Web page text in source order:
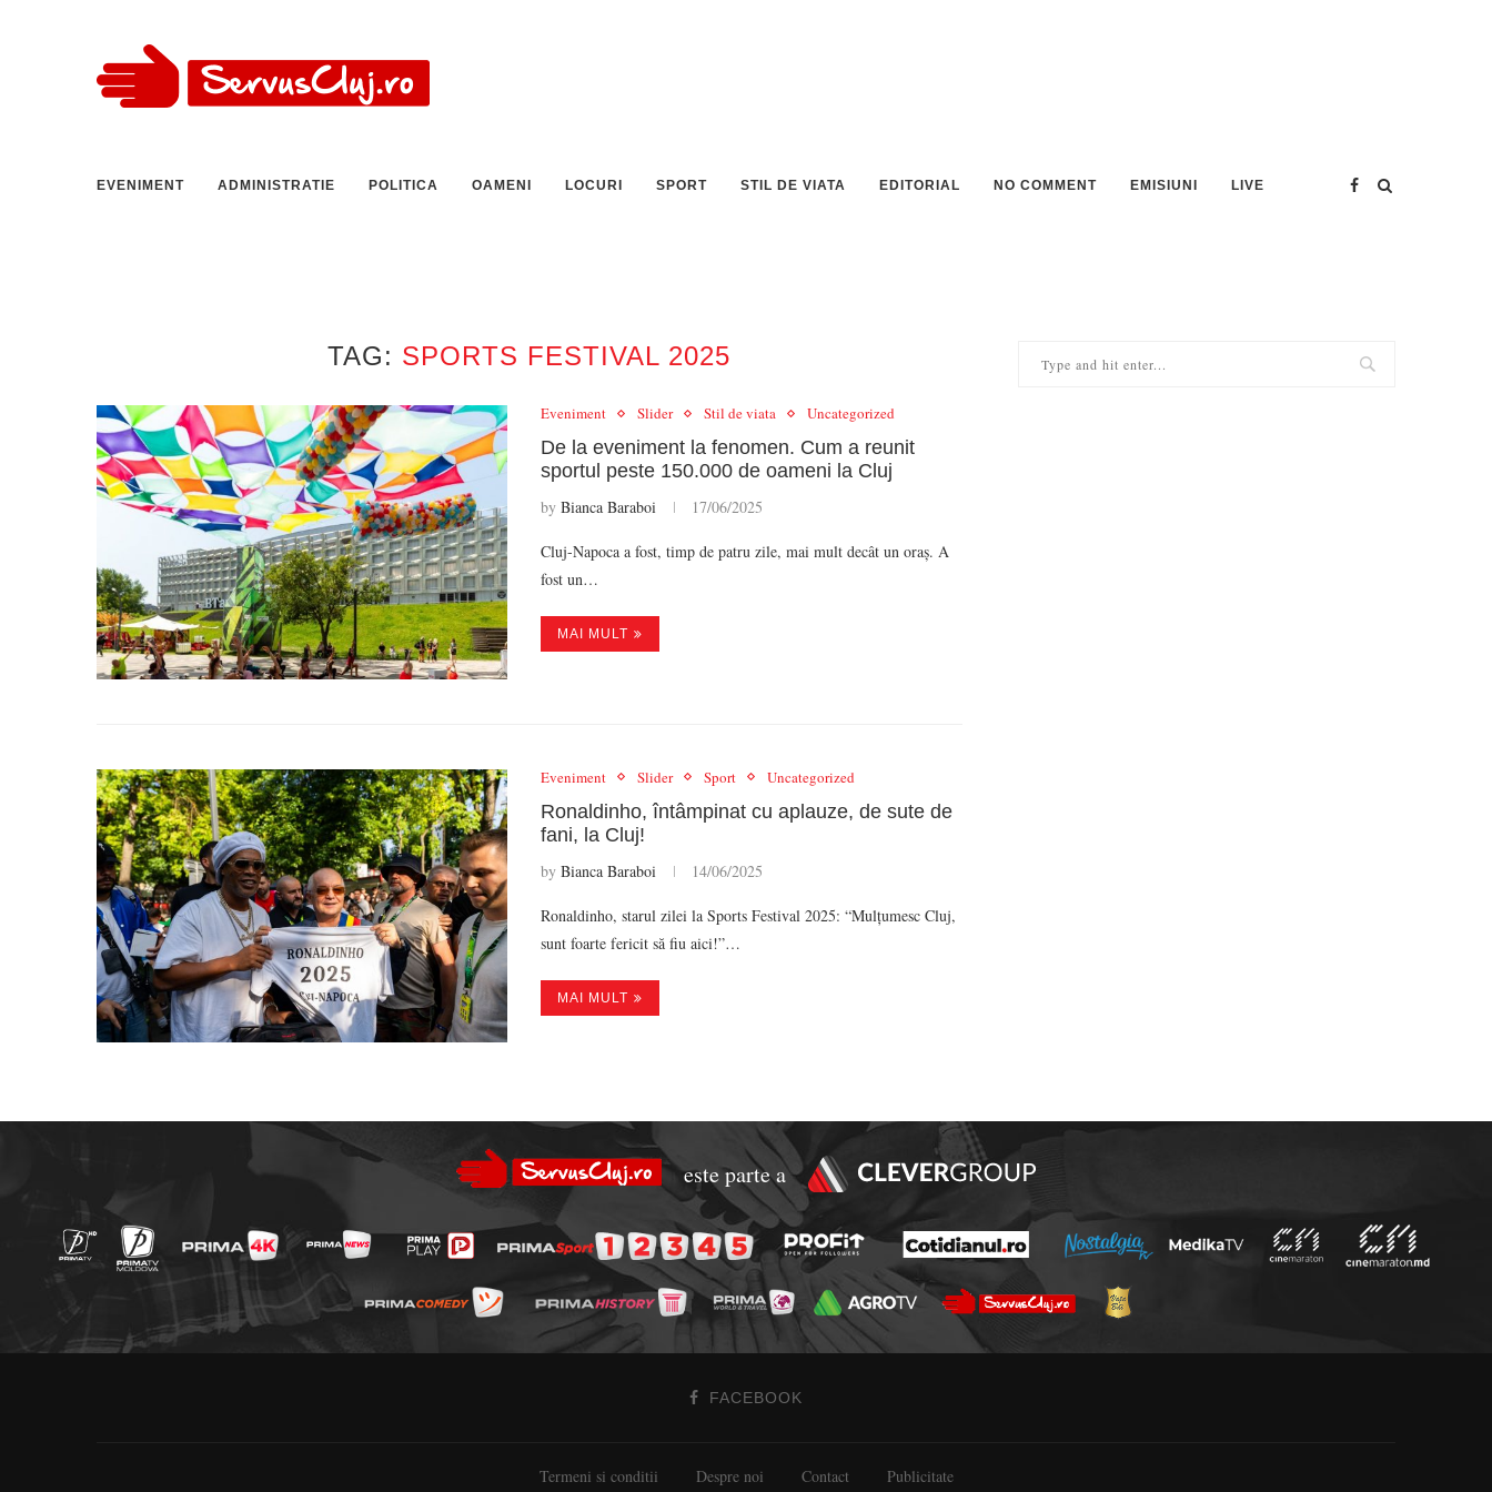
EVENIMENT ADMINISTRATIE POLITICA OAMENI LOCURI SPORT STIL DE VIATA EDITORIAL NO COMMENT EMISIUNI LIVE
TAG: SPORTS FESTIVAL 2025
Eveniment Slider Stil de viata Uncategorized
De la eveniment la fenomen. Cum a reunit
sportul peste 150.000 de oameni la Cluj
by Bianca Baraboi 17/06/2025
Cluj-Napoca a fost, timp de patru zile, mai mult decât un oraș. A
fost un…
MAI MULT
Eveniment Slider Sport Uncategorized
Ronaldinho, întâmpinat cu aplauze, de sute de
fani, la Cluj!
by Bianca Baraboi 14/06/2025
Ronaldinho, starul zilei la Sports Festival 2025: “Mulțumesc Cluj,
sunt foarte fericit să fiu aici!”…
MAI MULT
este parte a
FACEBOOK
Termeni si conditii Despre noi Contact Publicitate